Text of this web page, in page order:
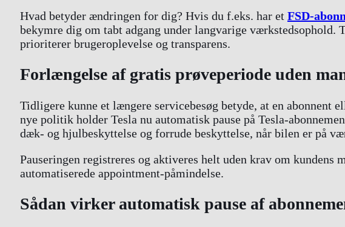
Hvad betyder ændringen for dig? Hvis du f.eks. har et FSD-
bekymre dig om tabt adgang under langvarige værkstedsophold.
prioriterer brugeroplevelse og transparens.
Forlængelse af gratis prøveperiode uden
Tidligere kunne et længere servicebesøg betyde, at en
nye politik holder Tesla nu automatisk pause på Tesla-
dæk- og hjulbeskyttelse og forrude beskyttelse, når bilen er på
Pauseringen registreres og aktiveres helt uden krav om
automatiserede appointment-påmindelse.
Sådan virker automatisk pause af